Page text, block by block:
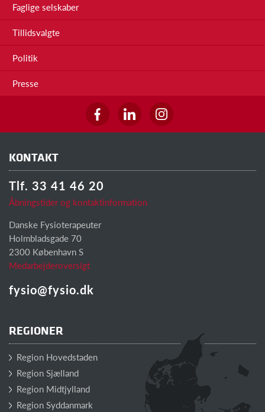
Faglige selskaber
Tillidsvalgte
Politik
Presse
KONTAKT
Tlf. 33 41 46 20
Åbningstider og kontaktinformation
Danske Fysioterapeuter
Holmbladsgade 70
2300 København S
Medarbejderoversigt
fysio@fysio.dk
REGIONER
Region Hovedstaden
Region Sjælland
Region Midtjylland
Region Syddanmark